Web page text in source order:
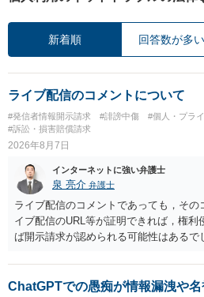
新着順 回答数が多
ライブ配信のコメントについて
#発信者情報開示請求 #誹謗中傷 #個人・プラ
#訴訟・損害賠償請求
2026年8月7日
インターネットに強い弁護士
泉 亮介 弁護士
ライブ配信のコメントであっても，その
イブ配信のURL等が証明できれば，権
ば開示請求が認められる可能性はあるで
ChatGPTでの愚痴が情報漏洩や